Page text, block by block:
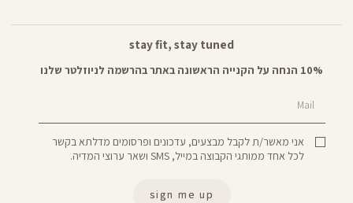
stay fit, stay tuned
10% הנחה על הקנייה הראשונה באתר בהרשמה לניוזלטר שלנו
Mail
אני מאשר/ת לקבל מבצעים, עדכונים ופרסומים מדלתא בקשר
לכל אחד ממותגי הקבוצה במייל, SMS ושאר ערוצי המדיה.
sign me up